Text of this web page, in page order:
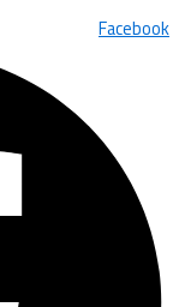
Facebook